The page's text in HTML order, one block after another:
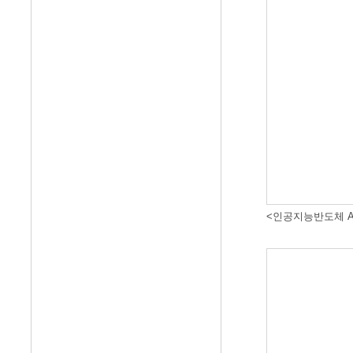
<인공지능반도체